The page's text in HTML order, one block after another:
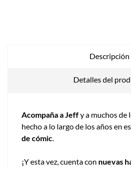
Descripción
Detalles del
Acompaña a Jeffy a muchos de
hecho a lo largo de los años en
de cómic.
¡Y esta vez, cuenta con nuevas